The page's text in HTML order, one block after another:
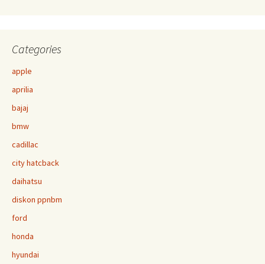
Categories
apple
aprilia
bajaj
bmw
cadillac
city hatcback
daihatsu
diskon ppnbm
ford
honda
hyundai